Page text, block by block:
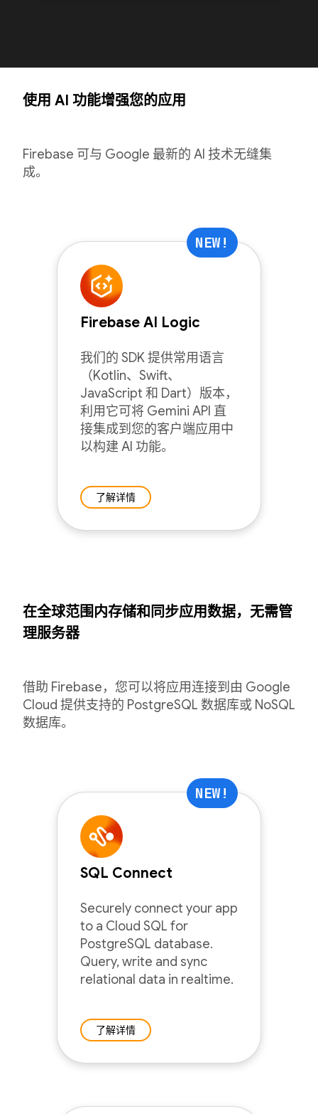
使用 AI 功能增强您的应用
Firebase 可与 Google 最新的 AI 技术无缝集
成。
NEW!
Firebase AI Logic
我们的 SDK 提供常用语言
（Kotlin、Swift、
JavaScript 和 Dart）版本，
利用它可将 Gemini API 直
接集成到您的客户端应用中
以构建 AI 功能。
了解详情
在全球范围内存储和同步应用数据，无需管
理服务器
借助 Firebase，您可以将应用连接到由 Google
Cloud 提供支持的 PostgreSQL 数据库或 NoSQL
数据库。
NEW!
SQL Connect
Securely connect your app
to a Cloud SQL for
PostgreSQL database.
Query, write and sync
relational data in realtime.
了解详情